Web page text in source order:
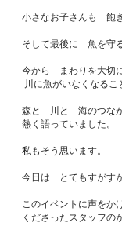
小さなお子さんも 飽
そして最後に 魚を守
今から まわりを大切
川に魚がいなくなる
森と 川と 海のつな
熱く語っていました。
私もそう思います。
今日は とてもすがす
このイベントに声をか
くださったスタッフ